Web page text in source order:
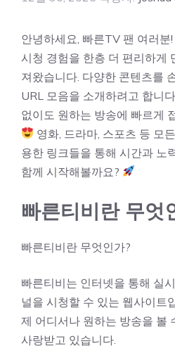
안녕하세요, 빠른TV 팬 여러분!
시청 경험을 한층 더 편리하게
져왔습니다. 다양한 콘텐츠를
URL 모음을 소개하려고 합니
없이도 원하는 방송에 빠르게
영화, 드라마, 스포츠 등 모
용한 링크들을 통해 시간과 노
함께 시작해볼까요?
빠른티비란 무엇
빠른티비란 무엇인가?
빠른티비는 인터넷을 통해 실
널을 시청할 수 있는 웹사이트
제 어디서나 원하는 방송을 볼
사랑받고 있습니다.